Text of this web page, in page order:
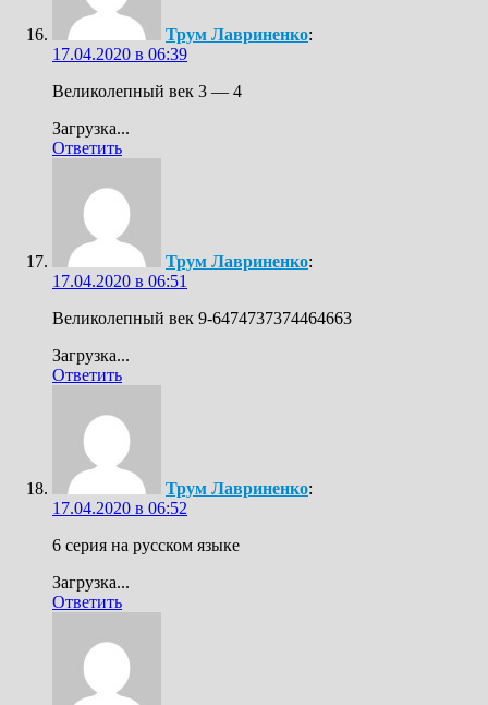
Трум Лавриненко:
17.04.2020 в 06:39
Великолепный век 3 — 4
Загрузка...
Ответить
Трум Лавриненко:
17.04.2020 в 06:51
Великолепный век 9-6474737374464663
Загрузка...
Ответить
Трум Лавриненко:
17.04.2020 в 06:52
6 серия на русском языке
Загрузка...
Ответить